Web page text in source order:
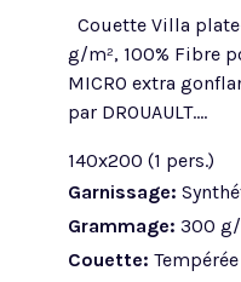
Couette Villa
g/m², 100% Fibre
MICRO extra
par DROUAULT....
140x200 (1 pers.)
Garnissage:
Grammage: 300
Couette: Tempérée